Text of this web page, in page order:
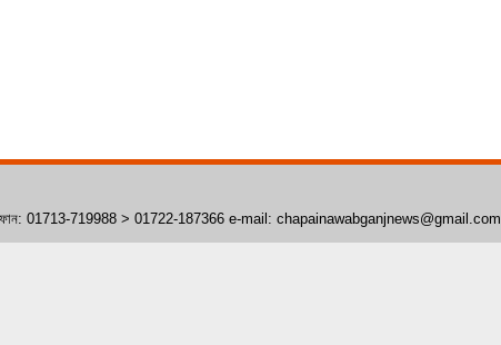
সেলফোন: 01713-719988 > 01722-187366 e-mail: chapainawabganjnews@gmail.com